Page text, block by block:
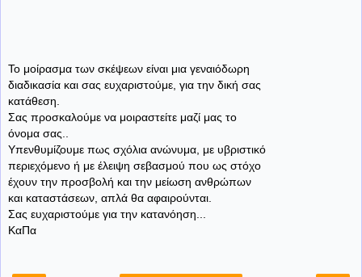
Το μοίρασμα των σκέψεων είναι μια γεναιόδωρη
διαδικασία και σας ευχαριστούμε, για την δική σας
κατάθεση.
Σας προσκαλούμε να μοιραστείτε μαζί μας το
όνομα σας..
Υπενθυμίζουμε πως σχόλια ανώνυμα, με υβριστικό
περιεχόμενο ή με έλειψη σεβασμού που ως στόχο
έχουν την προσβολή και την μείωση ανθρώπων
και καταστάσεων, απλά θα αφαιρούνται.
Σας ευχαριστούμε για την κατανόηση...
ΚαΠα